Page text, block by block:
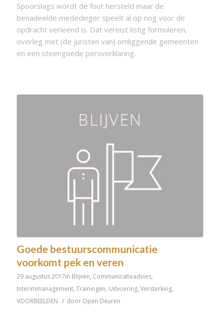
Spoorslags wordt de fout hersteld maar de
benadeelde mededinger speelt al op nog voor de
opdracht verleend is. Dat vereist listig formuleren,
overleg met (de juristen van) omliggende gemeenten
en een steengoede persverklaring.
Goede bestuurscommunicatie
voorkomt pek en veren
29 augustus 2017in Blijven, Communicatieadvies,
Interimmanagement, Trainingen, Uitvoering, Versterking,
VOORBEELDEN / door Open Deuren